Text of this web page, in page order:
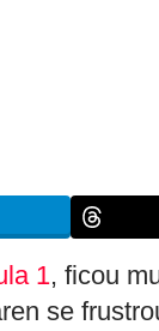
1, ficou
se